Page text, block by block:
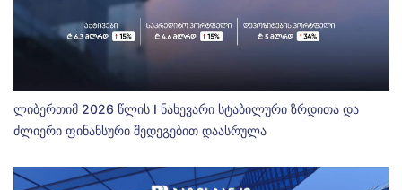
ლიბერთიმ 2026 წლის I ნახევარი სტაბილური ზრდითა და
ძლიერი ფინანსური შედეგებით დაასრულა